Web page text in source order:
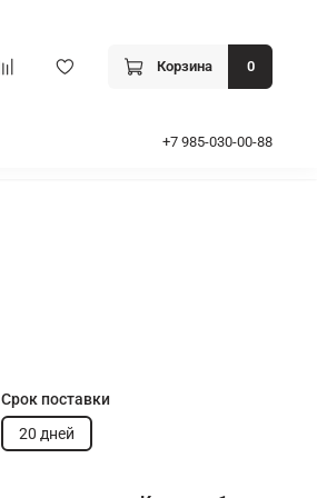
Корзина 0
+7 985-030-00-88
Срок поставки
20 дней